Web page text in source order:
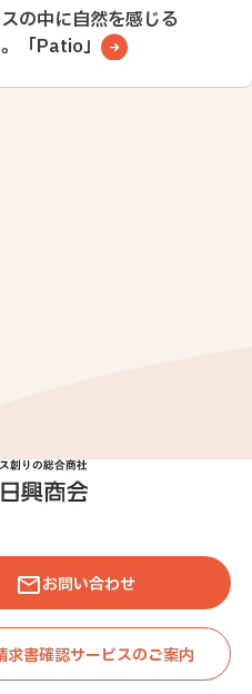
の中に自然を感じる
「Patio」
お問い合わせ
書確認サービスのご案内